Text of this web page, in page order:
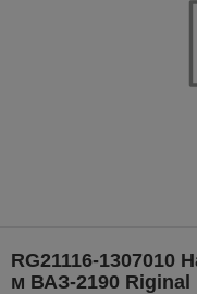
RG21116-1307010
м ВАЗ-2190 Riginal